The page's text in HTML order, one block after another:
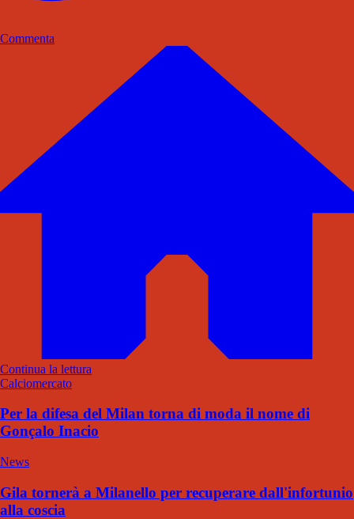
Commenta
Continua la lettura
Calciomercato
Per la difesa del Milan torna di moda il nome di
Gonçalo Inacio
News
Gila tornerà a Milanello per recuperare dall'infortunio
alla coscia